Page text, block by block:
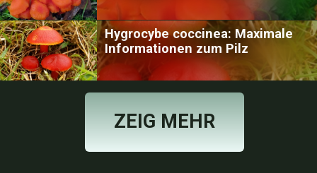
Hygrocybe coccinea: Maximale
Informationen zum Pilz
ZEIG MEHR